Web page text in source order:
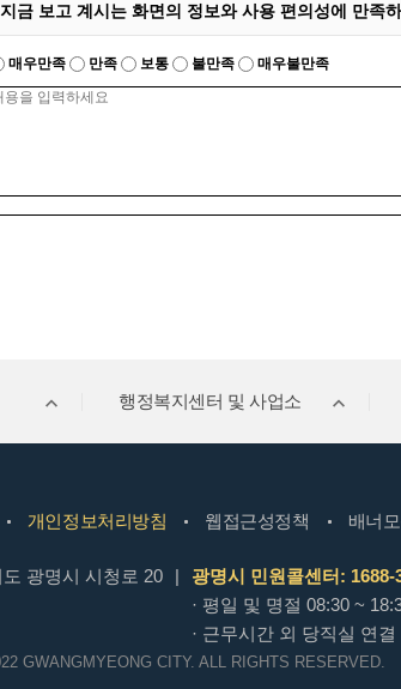
지금 보고 계시는 화면의 정보와 사용 편의성에 만족
매우만족 만족 보통 불만족 매우불만족
행정복지센터 및 사업소
개인정보처리방침 웹접근성정책 배너
도 광명시 시청로 20 |
광명시 민원콜센터: 1688-
· 평일 및 명절 08:30 ~
· 근무시간 외 당직실 연결
GWANGMYEONG CITY. ALL RIGHTS RESERVED.